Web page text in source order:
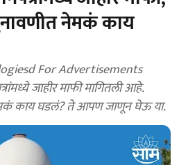
नेमकं काय
For Advertisements
जाहीर माफी मागितली आहे.
नेमकं काय घडलं? ते आपण जाणून घेऊ या.